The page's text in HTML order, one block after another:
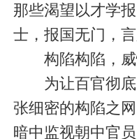
那些渴望以才学
士，报国无门，
构陷构陷，威
为让百官彻底
张细密的构陷之
暗中监视朝中官